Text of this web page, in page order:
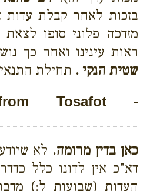
בזכות לאחר קבלת עדות
מזדכה פלוני סופו לצאת
ראות עינינו ואחר כך
שטית הנקי . תחילת
from Tosafot -
כאן בדין מרומה. לא
דא"כ אין לדונו כלל
העדות (שבועות ל:)